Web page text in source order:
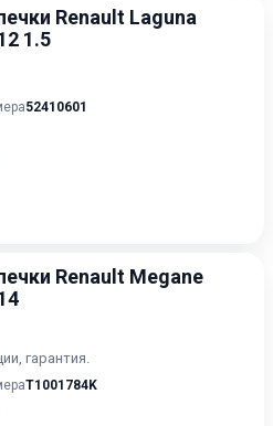
Renault Laguna
1.5
52410601
Renault Megane
гарантия.
T1001784K